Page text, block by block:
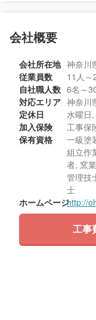
会社概要
会社所在地 神奈川
従業員数
11人～
自社職人数 6名～
対応エリア 神奈川
定休日
水曜日
加入保険
工事保
保有資格
一級塗
組立作
者, 窯
管理技
士
ホームページhttp://
工事